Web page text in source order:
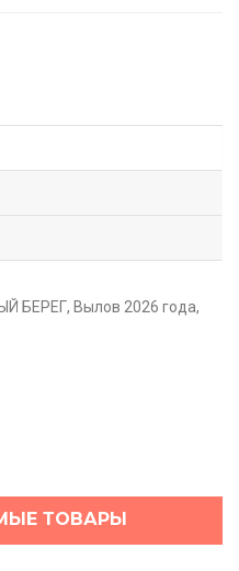
БЕРЕГ, Вылов 2026 года,
ТОВАРЫ